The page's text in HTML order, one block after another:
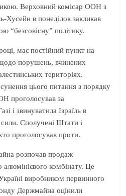
Верховний комісар ООН з
Хусейн в понеділок закликав
“безсовісну” політику.
має постійний пункт на
порушень, вчинених
територіях.
цього питання з порядку
проголосував за
і звинуватила Ізраїль в
Сполучені Штати і
проголосував проти.
розпочав продаж
алюмінієвого комбінату. Це
виробником первинного
Держмайна оцінили